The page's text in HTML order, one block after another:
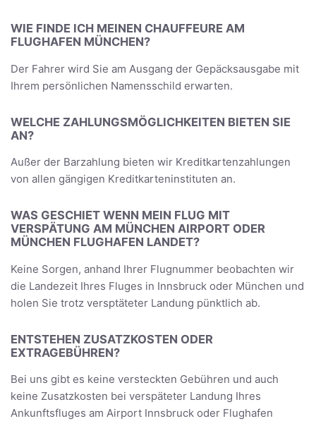
WIE FINDE ICH MEINEN CHAUFFEURE AM
FLUGHAFEN MÜNCHEN?
Der Fahrer wird Sie am Ausgang der Gepäcksausgabe mit
Ihrem persönlichen Namensschild erwarten.
WELCHE ZAHLUNGSMÖGLICHKEITEN BIETEN SIE
AN?
Außer der Barzahlung bieten wir Kreditkartenzahlungen
von allen gängigen Kreditkarteninstituten an.
WAS GESCHIET WENN MEIN FLUG MIT
VERSPÄTUNG AM MÜNCHEN AIRPORT ODER
MÜNCHEN FLUGHAFEN LANDET?
Keine Sorgen, anhand Ihrer Flugnummer beobachten wir
die Landezeit Ihres Fluges in Innsbruck oder München und
holen Sie trotz versptäteter Landung pünktlich ab.
ENTSTEHEN ZUSATZKOSTEN ODER
EXTRAGEBÜHREN?
Bei uns gibt es keine versteckten Gebühren und auch
keine Zusatzkosten bei verspäteter Landung Ihres
Ankunftsfluges am Airport Innsbruck oder Flughafen